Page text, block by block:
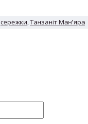
сережки Танзаніт Ман'яра